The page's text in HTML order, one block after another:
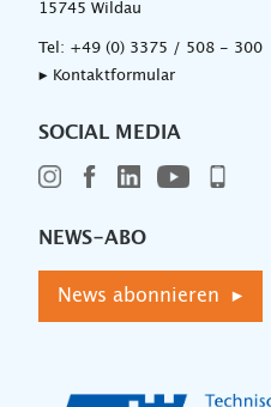
15745 Wildau
Tel: +49 (0) 3375 / 508 - 300
▸ Kontaktformular
SOCIAL MEDIA
NEWS-ABO
News abonnieren ▸